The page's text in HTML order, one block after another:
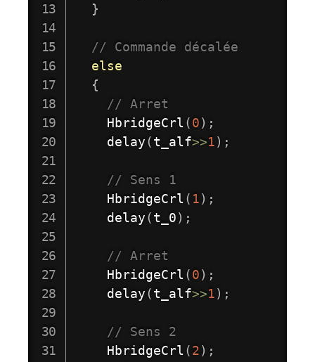
}
// Commande décalée
else
{
// Arret
HbridgeCrl (0) ;
delay(t_alf>>1) ;
// Sens 1
HbridgeCrl ( 1) ;
delay(t_0) ;
// Arret
HbridgeCrl (0) ;
delay(t_alf>>1) ;
// Sens 2
HbridgeCrl (2) ;